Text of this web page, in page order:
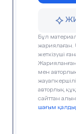
отвечают на вопросы
Бұл
жариялаған.
жеткізуші
мен
авторлық
сайттан
шағым